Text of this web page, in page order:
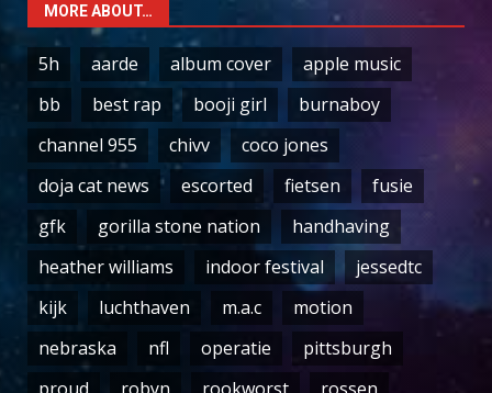
MORE ABOUT…
5h aarde album cover
apple music
bb
best rap booji girl
burnaboy
channel 955
chivv
coco jones
doja cat news
escorted fietsen
fusie
gfk
gorilla stone nation
handhaving
heather williams
indoor festival
jessedtc
kijk
luchthaven m.a.c
motion
nebraska
nfl operatie
pittsburgh